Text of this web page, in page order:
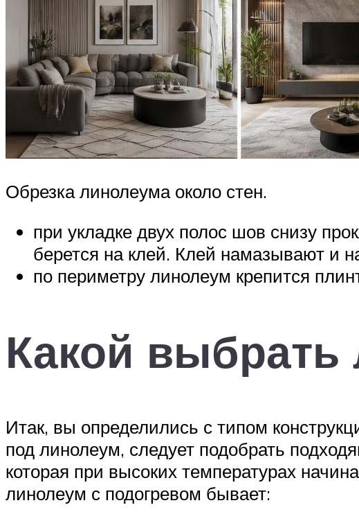
Обрезка линолеума около стен.
при укладке двух полос шов снизу
берется на клей. Клей намазывают и
по периметру линолеум крепится
Какой выбрать
Итак, вы определились с типом
под линолеум, следует подобрать
которая при высоких температурах
линолеум с подогревом бывает: